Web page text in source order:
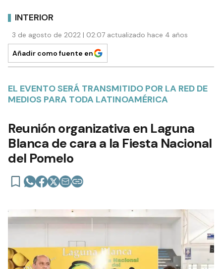
INTERIOR
3 de agosto de 2022 | 02:07 actualizado hace 4 años
Añadir como fuente en
EL EVENTO SERÁ TRANSMITIDO POR LA RED DE
MEDIOS PARA TODA LATINOAMÉRICA
Reunión organizativa en Laguna
Blanca de cara a la Fiesta Nacional
del Pomelo